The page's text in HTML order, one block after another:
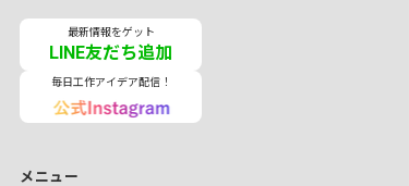
最新情報をゲット
LINE友だち追加
毎日工作アイデア配信！
メニュー